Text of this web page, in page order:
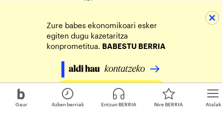
Gaur Atalak
Azken berriak Entzun BERRIA Nire BERRIA
Zure babes ekonomikoari esker
egiten dugu kazetaritza
konprometitua. BABESTU BERRIA
Egin zure ekarpena